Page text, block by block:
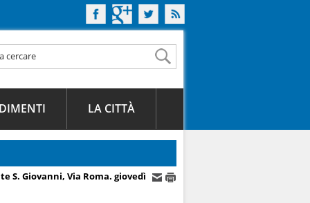
LA CITTÀ
S. Giovanni, Via Roma. giovedì